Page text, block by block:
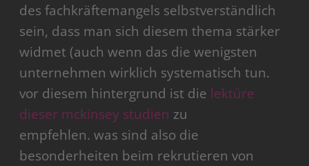
des fachkräftemangels selbstverständlich
sein, dass man sich diesem thema stärker
widmet (auch wenn das die wenigsten
unternehmen wirklich systematisch tun.
vor diesem hintergrund ist die lektüre
dieser mckinsey studien zu
empfehlen. was sind also die
besonderheiten beim rekrutieren von